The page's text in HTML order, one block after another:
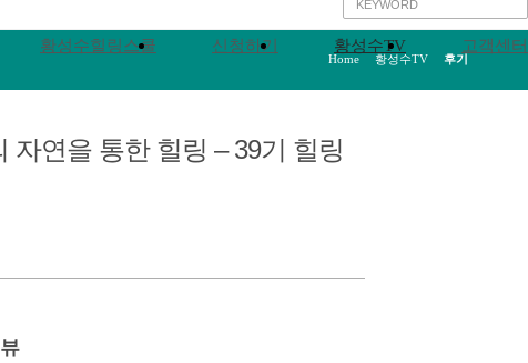
황성수힐링스쿨 신청하기 황성수TV 고객센터
Home 황성수TV 후기
연을 통한 힐링 – 39기 힐링